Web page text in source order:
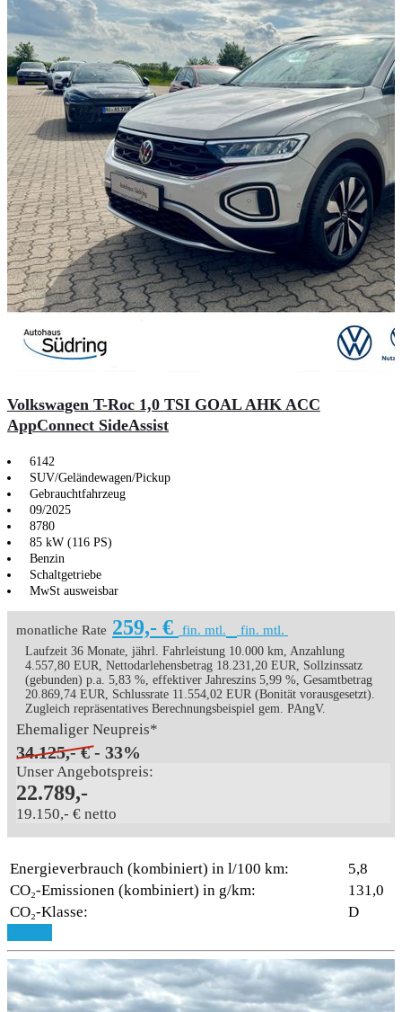
Volkswagen T-Roc 1,0 TSI GOAL AHK ACC
AppConnect SideAssist
6142
SUV/Geländewagen/Pickup
Gebrauchtfahrzeug
09/2025
8780
85 kW (116 PS)
Benzin
Schaltgetriebe
MwSt ausweisbar
monatliche Rate 259,- € fin. mtl. fin. mtl.
Laufzeit 36 Monate, jährl. Fahrleistung 10.000 km, Anzahlung
4.557,80 EUR, Nettodarlehensbetrag 18.231,20 EUR, Sollzinssatz
(gebunden) p.a. 5,83 %, effektiver Jahreszins 5,99 %, Gesamtbetrag
20.869,74 EUR, Schlussrate 11.554,02 EUR (Bonität vorausgesetzt).
Zugleich repräsentatives Berechnungsbeispiel gem. PAngV.
Ehemaliger Neupreis*
34.125,- € - 33%
Unser Angebotspreis:
22.789,-
19.150,- € netto
Energieverbrauch (kombiniert) in l/100 km:
5,8
CO₂-Emissionen (kombiniert) in g/km:
131,0
CO₂-Klasse:
D